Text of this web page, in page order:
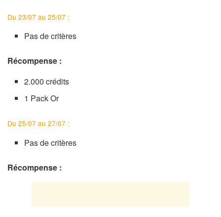
Du 23/07 au 25/07 :
Pas de critères
Récompense :
2.000 crédits
1 Pack Or
Du 25/07 au 27/07 :
Pas de critères
Récompense :